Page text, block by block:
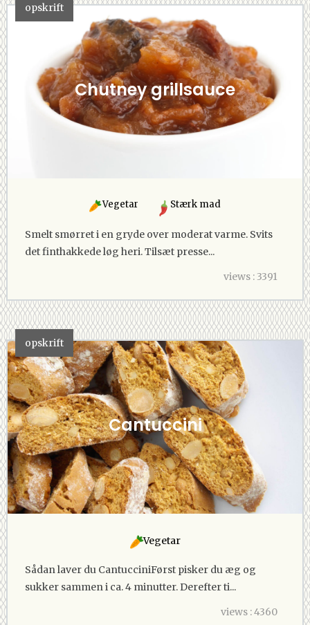
opskrift
Chutney grillsauce
Vegetar Stærk mad
Smelt smørret i en gryde over moderat varme. Svits
det finthakkede løg heri. Tilsæt presse...
views : 3391
opskrift
Cantuccini
Vegetar
Sådan laver du CantucciniFørst pisker du æg og
sukker sammen i ca. 4 minutter. Derefter ti...
views : 4360